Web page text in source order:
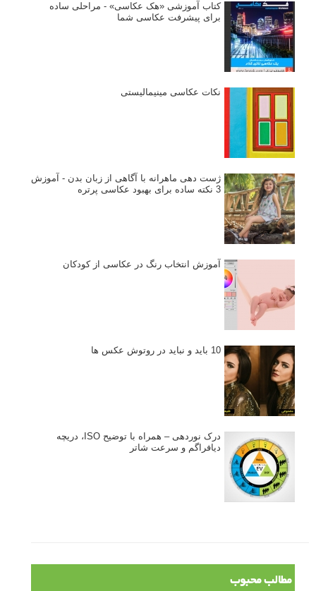
کتاب آموزشی «هک عکاسی» - مراحلی ساده
برای پیشرفت عکاسی شما
نکات عکاسی مینیمالیستی
ژست دهی ماهرانه با آگاهی از زبان بدن - آموزش
3 نکته ساده برای بهبود عکاسی پرتره
آموزش انتخاب رنگ در عکاسی از کودکان
10 باید و نباید در روتوش عکس ها
درک نوردهی – همراه با توضیح ISO، دریچه
دیافراگم و سرعت شاتر
مطالب محبوب